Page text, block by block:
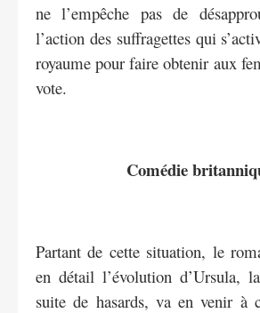
ne l’empêche pas de
l’action des suffragettes qui
royaume pour faire obtenir aux
vote.
Comédie
Partant de cette situation, le
en détail l’évolution d’Ursula,
suite de hasards, va en venir à